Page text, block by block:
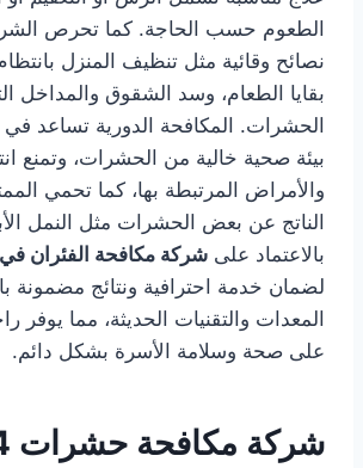
الطعوم حسب الحاجة. كما تحرص
نصائح وقائية مثل تنظيف المنزل
بقايا الطعام، وسد الشقوق والمداخل
الحشرات. المكافحة الدورية تساعد
بيئة صحية خالية من الحشرات، وتمنع
والأمراض المرتبطة بها، كما تحمي
الناتج عن بعض الحشرات مثل النمل
بالاعتماد على شركة مكافحة الفئران
لضمان خدمة احترافية ونتائج مضمونة
المعدات والتقنيات الحديثة، مما يوفر
على صحة وسلامة الأسرة بشكل دائم.